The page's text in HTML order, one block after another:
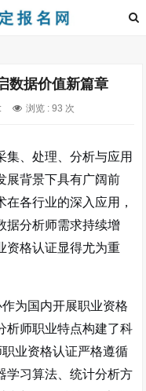
数据价值新篇章
浏览 : 93 次
、处理、分析与应用
展背景下具有广阔前
各行业的深入应用，
据分析师需求持续增
资格认证显得尤为重
为国内开展职业资格
析师职业特点构建了科
业资格认证严格遵循
学习算法、统计分析方